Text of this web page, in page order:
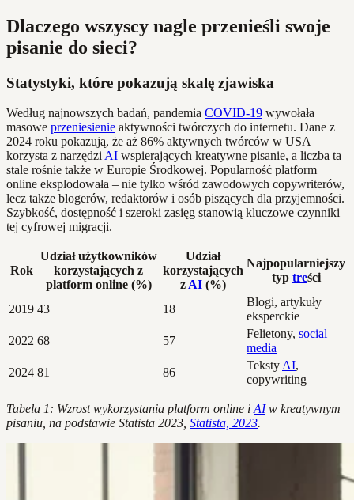
Dlaczego wszyscy nagle przenieśli swoje
pisanie do sieci?
Statystyki, które pokazują skalę zjawiska
Według najnowszych badań, pandemia COVID-19 wywołała
masowe przeniesienie aktywności twórczych do internetu. Dane z
2024 roku pokazują, że aż 86% aktywnych twórców w USA
korzysta z narzędzi AI wspierających kreatywne pisanie, a liczba ta
stale rośnie także w Europie Środkowej. Popularność platform
online eksplodowała – nie tylko wśród zawodowych copywriterów,
lecz także blogerów, redaktorów i osób piszących dla przyjemności.
Szybkość, dostępność i szeroki zasięg stanowią kluczowe czynniki
tej cyfrowej migracji.
Rok
Udział użytkowników
korzystających z
platform online (%)
Udział
korzystających
z AI (%)
Najpopularniejszy
typ treści
2019 43 18
Blogi, artykuły
eksperckie
2022 68 57
Felietony, social
media
2024 81 86
Teksty AI,
copywriting
Tabela 1: Wzrost wykorzystania platform online i AIw kreatywnym
pisaniu, na podstawie Statista 2023, Statista, 2023.